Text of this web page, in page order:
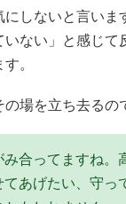
しないと言いま
ない」と感じて
。
場を立ち去るの
み合ってますね。
てあげたい、守っ